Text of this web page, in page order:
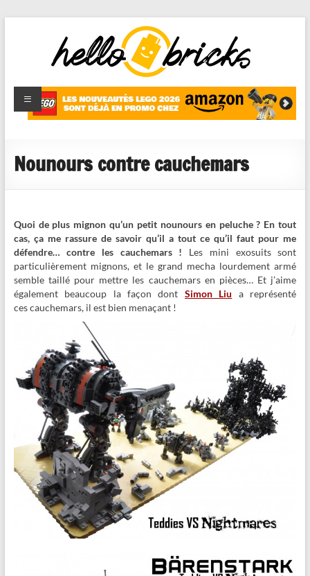
HelloBricks
Blog LEGO,
nouveaut�s
reviews
Nounours contre cauchemars
Quoi de plus mignon qu’un petit nounours en peluche ? En tout
cas, ça me rassure de savoir qu’il a tout ce qu’il faut pour me
défendre… contre les cauchemars ! Les mini exosuits sont
particulièrement mignons, et le grand mecha lourdement armé
semble taillé pour mettre les cauchemars en pièces… Et j’aime
également beaucoup la façon dont Simon Liu a représenté
ces cauchemars, il est bien menaçant !